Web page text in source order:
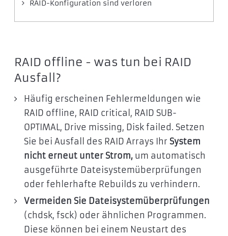
RAID-Konfiguration sind verloren
RAID offline - was tun bei RAID
Ausfall?
Häufig erscheinen Fehlermeldungen wie
RAID offline, RAID critical, RAID SUB-
OPTIMAL, Drive missing, Disk failed. Setzen
Sie bei Ausfall des RAID Arrays IhrSystem
nicht erneut unter Strom, um automatisch
ausgeführte Dateisystemüberprüfungen
oder fehlerhafte Rebuilds zu verhindern.
Vermeiden Sie Dateisystemüberprüfungen
(chdsk, fsck) oder ähnlichen Programmen.
Diese können bei einem Neustart des